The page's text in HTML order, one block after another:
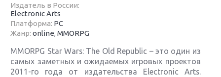
Издатель в России:
Electronic Arts
Платформа: PC
Жанр:online,MMORPG
MMORPG Star Wars: The Old Republic – это один из
самых заметных и ожидаемых игровых проектов
2011-го года от издательства Electronic Arts.